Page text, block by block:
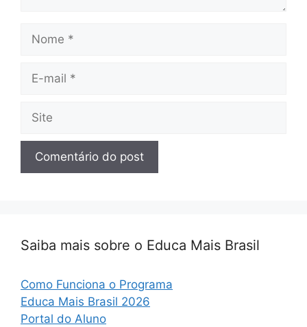
Nome
Site
Saiba mais sobre o Educa Mais Brasil
Como Funciona o Programa
Educa Mais Brasil 2026
Portal do Aluno